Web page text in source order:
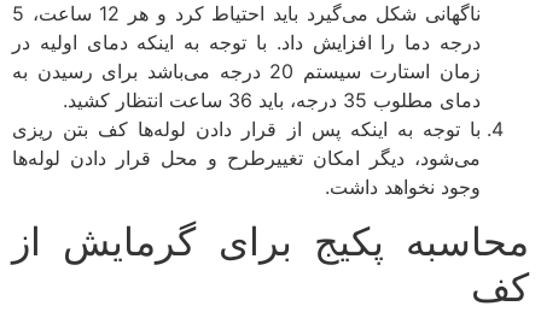
ناگهانی شکل می‌گیرد باید احتیاط کرد و هر 12 ساعت، 5
درجه دما را افزایش داد. با توجه به اینکه دمای اولیه در
زمان استارت سیستم 20 درجه می‌باشد برای رسیدن به
دمای مطلوب 35 درجه، باید 36 ساعت انتظار کشید.
با توجه به اینکه پس از قرار دادن لوله‌ها کف بتن ریزی
می‌شود، دیگر امکان تغییرطرح و محل قرار دادن لوله‌ها
وجود نخواهد داشت.
محاسبه پکیج برای گرمایش از
کف